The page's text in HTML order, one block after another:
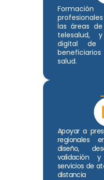
las áreas
telesalud,
digital de
salud.
Apoyar a
regionales
diseño,
validación
servicios de
distancia